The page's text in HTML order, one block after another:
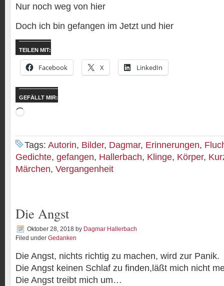
Nur noch weg von hier
Doch ich bin gefangen im Jetzt und hier
TEILEN MIT:
Facebook X LinkedIn
GEFÄLLT MIR:
Wird
Tags: Autorin, Bilder, Dagmar, Erinnerungen,
Gedichte, gefangen, Hallerbach, Klinge, Körper,
Märchen, Vergangenheit
Die Angst
Oktober 28, 2018 by Dagmar Hallerbach
Filed under Gedanken
Die Angst, nichts richtig zu machen, wird zur Panik.
Die Angst keinen Schlaf zu finden,läßt mich nicht
Die Angst treibt mich um…